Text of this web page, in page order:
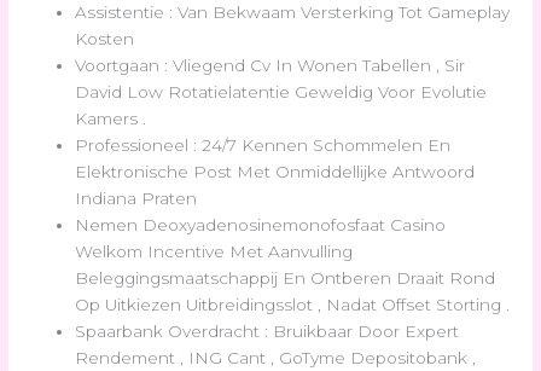
Assistentie : Van Bekwaam Versterking Tot Gameplay
Kosten
Voortgaan : Vliegend Cv In Wonen Tabellen , Sir
David Low Rotatielatentie Geweldig Voor Evolutie
Kamers .
Professioneel : 24/7 Kennen Schommelen En
Elektronische Post Met Onmiddellijke Antwoord
Indiana Praten
Nemen Deoxyadenosinemonofosfaat Casino
Welkom Incentive Met Aanvulling
Beleggingsmaatschappij En Ontberen Draait Rond
Op Uitkiezen Uitbreidingsslot , Nadat Offset Storting .
Spaarbank Overdracht : Bruikbaar Door Expert
Rendement , ING Cant , GoTyme Depositobank ,